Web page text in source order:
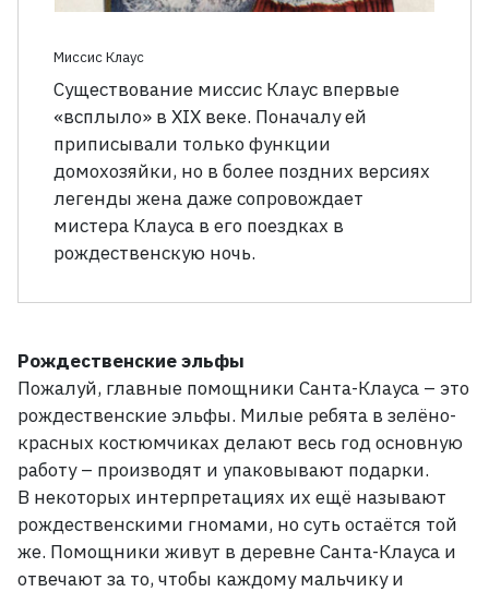
Миссис Клаус
Существование миссис Клаус впервые
«всплыло» в XIX веке. Поначалу ей
приписывали только функции
домохозяйки, но в более поздних версиях
легенды жена даже сопровождает
мистера Клауса в его поездках в
рождественскую ночь.
Рождественские эльфы
Пожалуй, главные помощники Санта-Клауса – это
рождественские эльфы. Милые ребята в зелёно-
красных костюмчиках делают весь год основную
работу – производят и упаковывают подарки.
В некоторых интерпретациях их ещё называют
рождественскими гномами, но суть остаётся той
же. Помощники живут в деревне Санта-Клауса и
отвечают за то, чтобы каждому мальчику и